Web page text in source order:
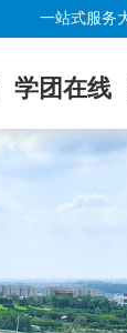
一站式服务
学团在线